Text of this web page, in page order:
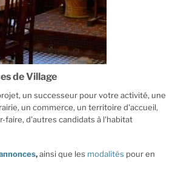
de Village
un successeur pour votre activité, une
un commerce, un territoire d'accueil,
faire, d'autres candidats à l'habitat
,ainsi que les modalités pour en